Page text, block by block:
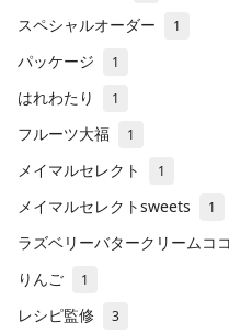
スペシャルオーダー 1
パッケージ 1
はれわたり 1
フルーツ大福 1
メイマルセレクト 1
メイマルセレクトsweets 1
ラズベリーバタークリームコ
りんご 1
レシピ監修 3